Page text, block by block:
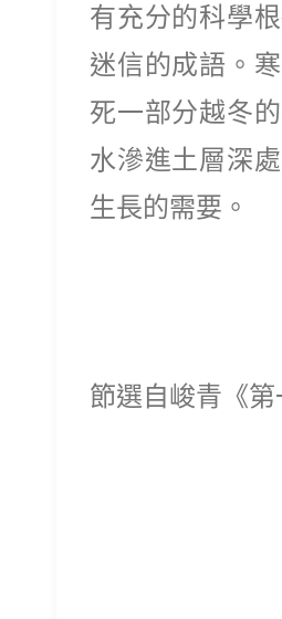
有充分的科學
迷信的成語。
死一部分越冬
水滲進土層深
生長的需要。
節選自峻青《第